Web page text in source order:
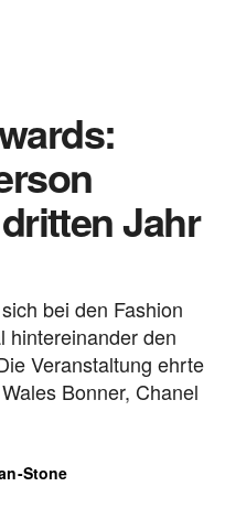
Jahr
bei den Fashion
hintereinander den
Veranstaltung ehrte
Bonner, Chanel
Stone